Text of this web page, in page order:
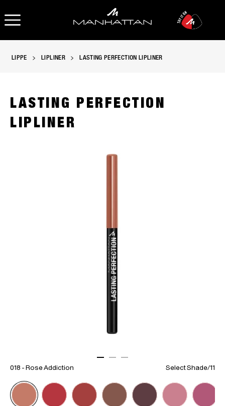
OPEN NAVIGATION
LIPPE LIPLINER LASTING PERFECTION LIPLINER
LASTING PERFECTION
LIPLINER
018 - Rose Addiction Select Shade/11